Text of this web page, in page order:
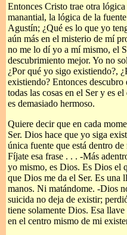
Entonces Cristo trae otra
manantial, la lógica de la
Agustín; ¿Qué es lo que yo
aún más en el misterio de mí
no me lo dí yo a mí mismo, el
descubrimiento mejor. Yo no
¿Por qué yo sigo existiendo?,
existiendo? Entonces
todas las cosas en el Ser y es
es demasiado hermoso.
Quiere decir que en cada
Ser. Dios hace que yo siga
única fuente que está dentro
Fíjate esa frase . . . -Más
yo mismo, es Dios. Es Dios el
que Dios me da el Ser. Es una
manos. Ni matándome. -Dios
suicida no deja de existir;
tiene solamente Dios. Esa
en el centro mismo de mi